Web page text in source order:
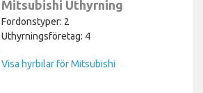
Mitsubishi Uthyrning
Fordonstyper: 2
Uthyrningsföretag: 4
Visa hyrbilar för Mitsubishi